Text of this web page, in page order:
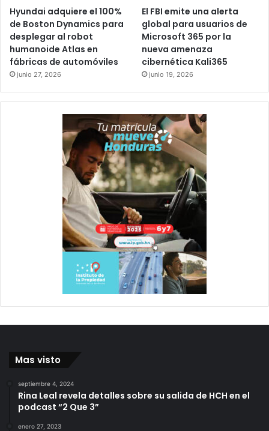
Hyundai adquiere el 100%
de Boston Dynamics para
desplegar al robot
humanoide Atlas en
fábricas de automóviles
junio 27, 2026
El FBI emite una alerta
global para usuarios de
Microsoft 365 por la
nueva amenaza
cibernética Kali365
junio 19, 2026
Mas visto
septiembre 4, 2024
Rina Leal revela detalles sobre su salida de HCH en el
podcast “2 Que 3”
enero 27, 2023